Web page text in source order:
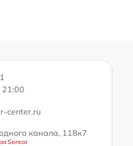
21:00
center.ru
канала, 118к7
Sencor